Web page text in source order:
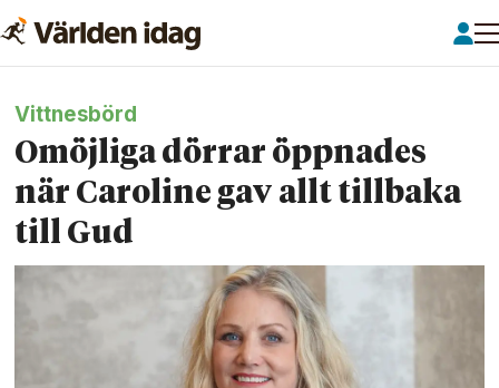
Vittnesbörd
Omöjliga dörrar öppnades
när Caroline gav allt tillbaka
till Gud